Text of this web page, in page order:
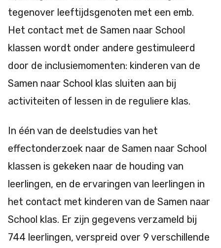
tegenover leeftijdsgenoten met een emb.
Het contact met de Samen naar School
klassen wordt onder andere gestimuleerd
door de inclusiemomenten: kinderen van de
Samen naar School klas sluiten aan bij
activiteiten of lessen in de reguliere klas.
In één van de deelstudies van het
effectonderzoek naar de Samen naar School
klassen is gekeken naar de houding van
leerlingen, en de ervaringen van leerlingen in
het contact met kinderen van de Samen naar
School klas. Er zijn gegevens verzameld bij
744 leerlingen, verspreid over 9 verschillende